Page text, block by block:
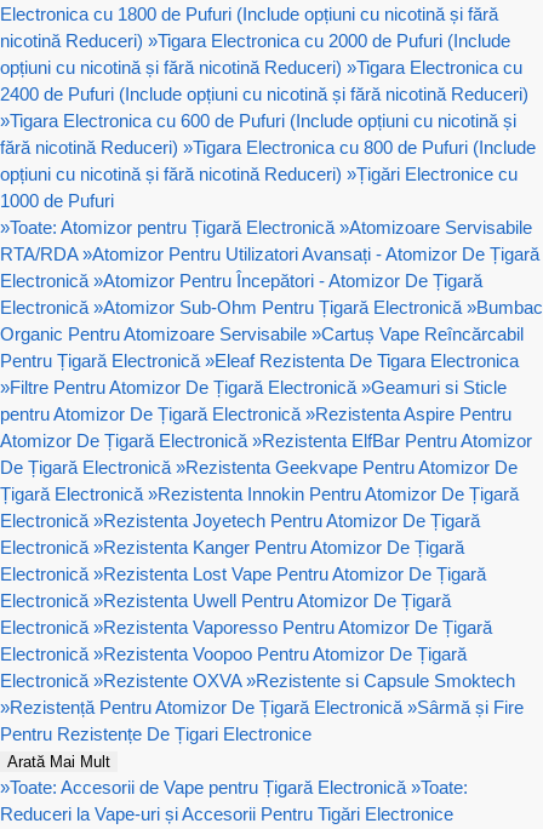
Electronica cu 1800 de Pufuri (Include opțiuni cu nicotină și fără
nicotină Reduceri) »Tigara Electronica cu 2000 de Pufuri (Include
opțiuni cu nicotină și fără nicotină Reduceri) »Tigara Electronica cu
2400 de Pufuri (Include opțiuni cu nicotină și fără nicotină Reduceri)
»Tigara Electronica cu 600 de Pufuri (Include opțiuni cu nicotină și
fără nicotină Reduceri) »Tigara Electronica cu 800 de Pufuri (Include
opțiuni cu nicotină și fără nicotină Reduceri) »Țigări Electronice cu
1000 de Pufuri
»Toate: Atomizor pentru Țigară Electronică »Atomizoare Servisabile
RTA/RDA »Atomizor Pentru Utilizatori Avansați - Atomizor De Țigară
Electronică »Atomizor Pentru Începători - Atomizor De Țigară
Electronică »Atomizor Sub-Ohm Pentru Țigară Electronică »Bumbac
Organic Pentru Atomizoare Servisabile »Cartuș Vape Reîncărcabil
Pentru Țigară Electronică »Eleaf Rezistenta De Tigara Electronica
»Filtre Pentru Atomizor De Țigară Electronică »Geamuri si Sticle
pentru Atomizor De Țigară Electronică »Rezistenta Aspire Pentru
Atomizor De Țigară Electronică »Rezistenta ElfBar Pentru Atomizor
De Țigară Electronică »Rezistenta Geekvape Pentru Atomizor De
Țigară Electronică »Rezistenta Innokin Pentru Atomizor De Țigară
Electronică »Rezistenta Joyetech Pentru Atomizor De Țigară
Electronică »Rezistenta Kanger Pentru Atomizor De Țigară
Electronică »Rezistenta Lost Vape Pentru Atomizor De Țigară
Electronică »Rezistenta Uwell Pentru Atomizor De Țigară
Electronică »Rezistenta Vaporesso Pentru Atomizor De Țigară
Electronică »Rezistenta Voopoo Pentru Atomizor De Țigară
Electronică »Rezistente OXVA »Rezistente si Capsule Smoktech
»Rezistență Pentru Atomizor De Țigară Electronică »Sârmă și Fire
Pentru Rezistențe De Țigari Electronice
Arată Mai Mult
»Toate: Accesorii de Vape pentru Țigară Electronică »Toate:
Reduceri la Vape-uri și Accesorii Pentru Tigări Electronice